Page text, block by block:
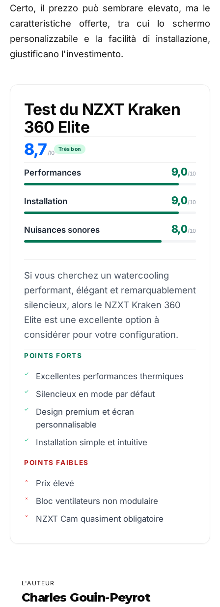
Certo, il prezzo può sembrare elevato, ma le
caratteristiche offerte, tra cui lo schermo
personalizzabile e la facilità di installazione,
giustificano l'investimento.
Test du NZXT Kraken
360 Elite
8,7 /10 Très bon
Performances 9,0/10
Installation 9,0/10
Nuisances sonores 8,0/10
POINTS FORTS
Excellentes performances thermiques
Silencieux en mode par défaut
Design premium et écran
personnalisable
Installation simple et intuitive
POINTS FAIBLES
Prix élevé
Bloc ventilateurs non modulaire
NZXT Cam quasiment obligatoire
Si vous cherchez un watercooling
performant, élégant et remarquablement
silencieux, alors le NZXT Kraken 360
Elite est une excellente option à
considérer pour votre configuration.
L'AUTEUR
Charles Gouin-Peyrot